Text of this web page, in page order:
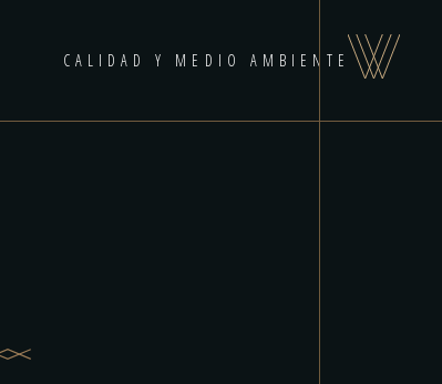
CALIDAD Y MEDIO AMBIENTE